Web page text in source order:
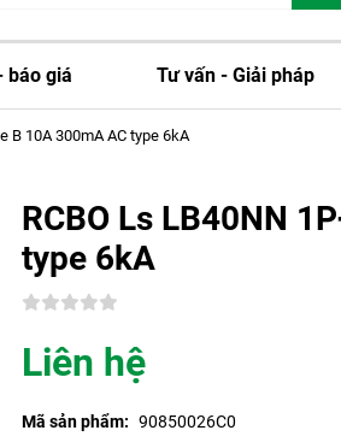
báo giá Tư vấn - Giải pháp
B 10A 300mA AC type 6kA
RCBO Ls LB40NN
type 6kA
Liên hệ
Mã sản phẩm: 90850026C0